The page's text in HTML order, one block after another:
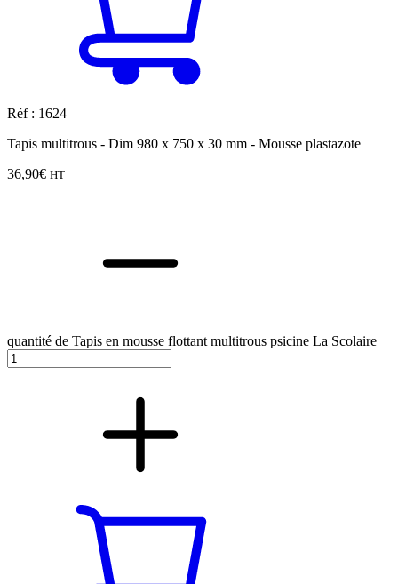
Réf : 1624
Tapis multitrous - Dim 980 x 750 x 30 mm - Mousse plastazote
36,90€ HT
quantité de Tapis en mousse flottant multitrous psicine La Scolaire